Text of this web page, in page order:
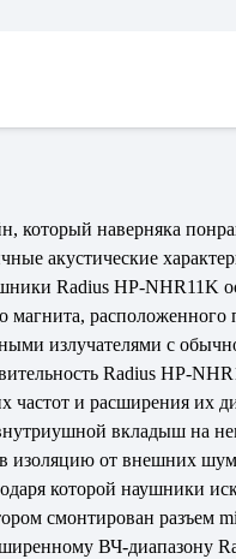
который наверняка
акустические
Radius HP-
расположенного
излучателями с
Radius HP-
частот и расширения их
вкладыш на
изоляцию от внешних
которой наушники
смонтирован разъем
ВЧ-диапазону